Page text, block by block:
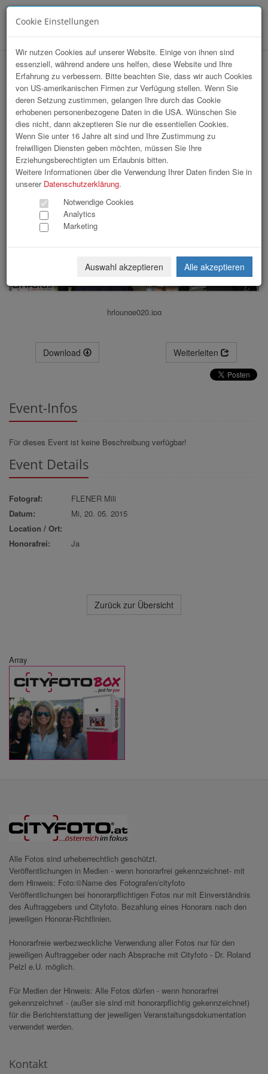
hr-lounge Ost zu Gast bei Austrian
Power Grid AG
hrlounge020.jpg
Download Weiterleiten
Event-Infos
Für dieses Event ist keine Beschreibung verfügbar!
Event Details
Fotograf:
FLENER Mili
Datum:
Mi, 20. 05. 2015
Location / Ort:
Honorafrei:
Ja
Zurück zur Übersicht
Array
Alle Fotos sind urheberrechtlich geschützt.
Veröffentlichungen in Medien - wenn honorarfrei gekennzeichnet- mit
dem Hinweis: Foto:©Name des Fotografen/cityfoto
Veröffentlichungen bei honorarpflichtigen Fotos nur mit Einverständnis
des Auftraggebers und Cityfoto. Bezahlung eines Honorars nach den
jeweiligen Honorar-Richtlinien.
Honorarfreie werbezweckliche Verwendung aller Fotos nur für den
jeweiligen Auftraggeber oder nach Absprache mit Cityfoto - Dr. Roland
Pelzl e.U. möglich.
Für Medien der Hinweis: Alle Fotos dürfen - wenn honorarfrei
gekennzeichnet - (außer sie sind mit honorarpflichtig gekennzeichnet)
für die Berichterstattung der jeweiligen Veranstaltungsdokumentation
verwendet werden.
Kontakt
Cookie Einstellungen
Wir nutzen Cookies auf unserer Website. Einige von ihnen sind
essenziell, während andere uns helfen, diese Website und Ihre
Erfahrung zu verbessern. Bitte beachten Sie, dass wir auch Cookies
von US-amerikanischen Firmen zur Verfügung stellen. Wenn Sie
deren Setzung zustimmen, gelangen Ihre durch das Cookie
erhobenen personenbezogene Daten in die USA. Wünschen Sie
dies nicht, dann akzeptieren Sie nur die essentiellen Cookies.
Wenn Sie unter 16 Jahre alt sind und Ihre Zustimmung zu
freiwilligen Diensten geben möchten, müssen Sie Ihre
Erziehungsberechtigten um Erlaubnis bitten.
Weitere Informationen über die Verwendung Ihrer Daten finden Sie in
unserer Datenschutzerklärung.
Notwendige Cookies
Analytics
Marketing
Auswahl akzeptieren Alle akzeptieren